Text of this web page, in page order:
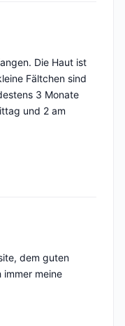
Die Haut ist
Fältchen sind
3 Monate
und 2 am
dem guten
immer meine